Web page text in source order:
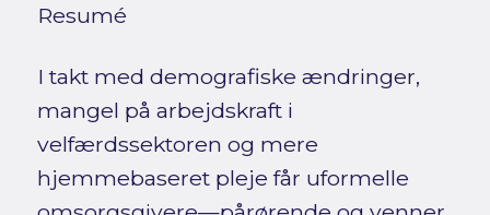
Resumé
I takt med demografiske ændringer,
mangel på arbejdskraft i
velfærdssektoren og mere
hjemmebaseret pleje får uformelle